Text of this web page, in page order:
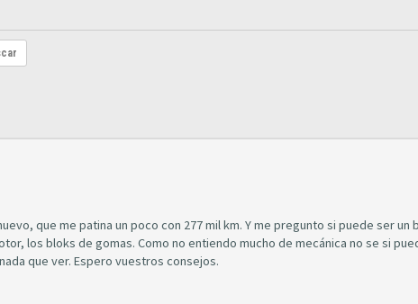
que me patina un poco con 277 mil km. Y me pregunto si puede ser un
los bloks de gomas. Como no entiendo mucho de mecánica no se si
que ver. Espero vuestros consejos.